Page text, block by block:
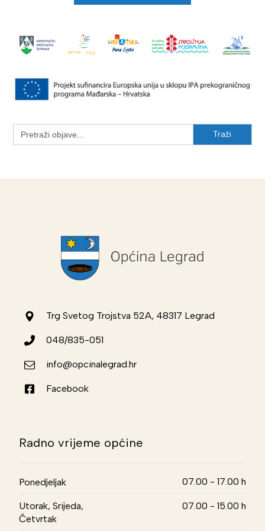
Search
for:
Trg Svetog Trojstva 52A, 48317 Legrad
048/835-051
info@opcinalegrad.hr
Facebook
Radno vrijeme općine
Ponedjeljak 07.00 - 17.00 h
Utorak, Srijeda,
Četvrtak
07.00 - 15.00 h